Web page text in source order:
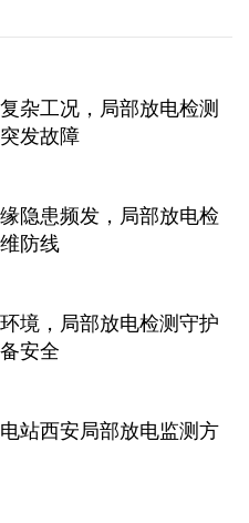
杂工况，局部放电检测
发故障
隐患频发，局部放电检
防线
境，局部放电检测守护
安全
站西安局部放电监测方